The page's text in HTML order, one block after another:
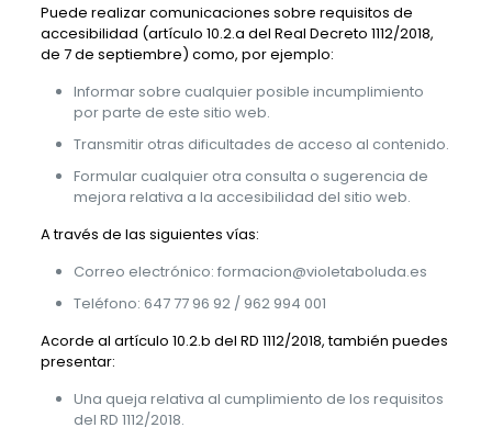
Puede realizar comunicaciones sobre requisitos de
accesibilidad (artículo 10.2.a del Real Decreto 1112/2018,
de 7 de septiembre) como, por ejemplo:
Informar sobre cualquier posible incumplimiento
por parte de este sitio web.
Transmitir otras dificultades de acceso al contenido.
Formular cualquier otra consulta o sugerencia de
mejora relativa a la accesibilidad del sitio web.
A través de las siguientes vías:
Correo electrónico: formacion@violetaboluda.es
Teléfono: 647 77 96 92 / 962 994 001
Acorde al artículo 10.2.b del RD 1112/2018, también puedes
presentar:
Una queja relativa al cumplimiento de los requisitos
del RD 1112/2018.